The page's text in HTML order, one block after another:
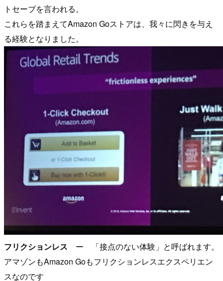
トセーブを言われる。
これらを踏まえてAmazon Goストアは、我々に閃きを与え
る経験となりました。
フリクションレス ー 「接点のない体験」と呼ばれます。
アマゾンもAmazon Goもフリクションレスエクスペリエン
スなのです